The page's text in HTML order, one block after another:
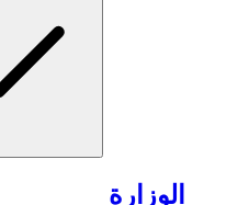
الوزارة